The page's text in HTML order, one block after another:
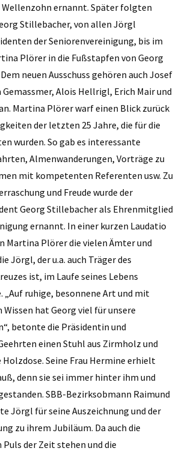
ernannt. Später folgten
Stillebacher, von allen Jörgl
der Seniorenvereinigung, bis im
Plörer in die Fußstapfen von Georg
neuen Ausschuss gehören auch Josef
Alois Hellrigl, Erich Mair und
Martina Plörer warf einen Blick zurück
der letzten 25 Jahre, die für die
wurden. So gab es interessante
Almenwanderungen, Vorträge zu
mit kompetenten Referenten usw. Zu
und Freude wurde der
Georg Stillebacher als Ehrenmitglied
ernannt. In einer kurzen Laudatio
Martina Plörer die vielen Ämter und
Jörgl, der u.a. auch Träger des
ist, im Laufe seines Lebens
ruhige, besonnene Art und mit
hat Georg viel für unsere
betonte die Präsidentin und
einen Stuhl aus Zirmholz und
Seine Frau Hermine erhielt
denn sie sei immer hinter ihm und
SBB-Bezirksobmann Raimund
Jörgl für seine Auszeichnung und der
zu ihrem Jubiläum. Da auch die
der Zeit stehen und die